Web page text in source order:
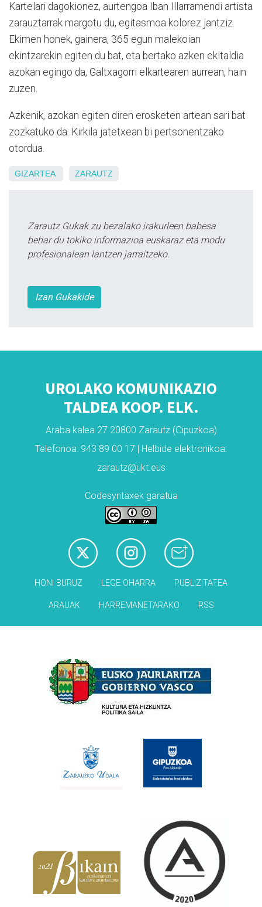
Kartelari dagokionez, aurtengoa Iban Illarramendi artista
zarauztarrak margotu du, egitasmoa kolorez jantziz.
Ekimen honek, gainera, 365 egun malekoian
ekintzarekin egiten du bat, eta bertako azken ekitaldia
azokan egingo da, Galtxagorri elkartearen aurrean, hain
zuzen.
Azkenik, azokan egiten diren erosketen artean sari bat
zozkatuko da: Kirkila jatetxean bi pertsonentzako
otordua.
GIZARTEA ZARAUTZ
Zarautz Gukak zu bezalako irakurleen babesa
behar du tokiko informazioa euskaraz eta modu
profesionalean lantzen jarraitzeko.
Izan Gukakide
UROLAKO KOMUNIKAZIO
TALDEA KOOP. ELK.
Araba kalea 27 20800 Zarautz (Gipuzkoa)
Telefonoa: 943 89 00 17 | Helbide elektronikoa:
zarautz@ukt.eus
Codesyntaxek garatua
HONI BURUZ LEGE OHARRA PUBLIZITATEA
ARAUAK HARREMANETARAKO RSS